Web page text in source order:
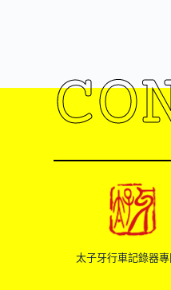
太子牙行車記錄器